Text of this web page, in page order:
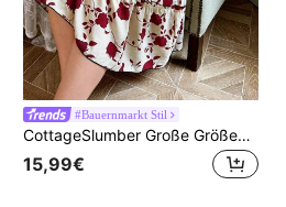
#Bauernmarkt Stil
CottageSlumber Große Größen Damen Kontrast Saum Schleife Dekor Blumen Allover Muster Kurzarm Nachthemd, Moo Moo Üppige Blumen Pracht, gemütlich und elegant
15,99€